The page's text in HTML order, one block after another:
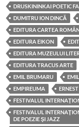
DRUSKININKAI POETIC
DUMITRU ION DINCĂ
EDITURA CARTEA
EDITURA EIKON
EDITURA MUZEULUI
EDITURA TRACUS ARTE
EMIL BRUMARU
EMPIREUMA
FESTIVALUL
FESTIVALUL
DE POEZIE ŞI JAZZ